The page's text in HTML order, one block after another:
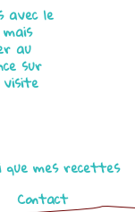
avec le
au
sur
visite
que mes recettes
Contact